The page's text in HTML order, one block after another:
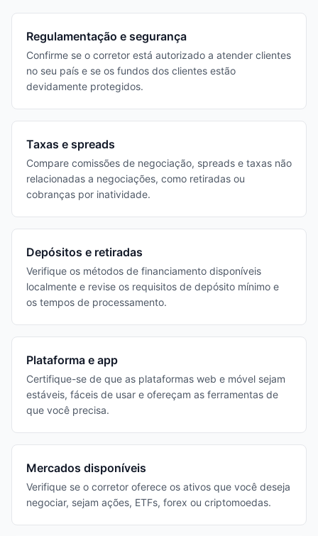
Regulamentação e segurança
Confirme se o corretor está autorizado a atender clientes
no seu país e se os fundos dos clientes estão
devidamente protegidos.
Taxas e spreads
Compare comissões de negociação, spreads e taxas não
relacionadas a negociações, como retiradas ou
cobranças por inatividade.
Depósitos e retiradas
Verifique os métodos de financiamento disponíveis
localmente e revise os requisitos de depósito mínimo e
os tempos de processamento.
Plataforma e app
Certifique-se de que as plataformas web e móvel sejam
estáveis, fáceis de usar e ofereçam as ferramentas de
que você precisa.
Mercados disponíveis
Verifique se o corretor oferece os ativos que você deseja
negociar, sejam ações, ETFs, forex ou criptomoedas.